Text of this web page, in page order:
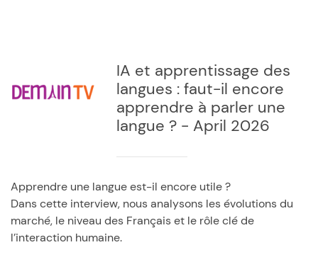
IA et apprentissage des
langues : faut-il encore
apprendre à parler une
langue ? - April 2026
Apprendre une langue est-il encore utile ?
Dans cette interview, nous analysons les évolutions du
marché, le niveau des Français et le rôle clé de
l’interaction humaine.